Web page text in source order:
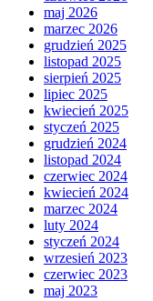
maj 2026
marzec 2026
grudzień 2025
listopad 2025
sierpień 2025
lipiec 2025
kwiecień 2025
styczeń 2025
grudzień 2024
listopad 2024
czerwiec 2024
kwiecień 2024
marzec 2024
luty 2024
styczeń 2024
wrzesień 2023
czerwiec 2023
maj 2023